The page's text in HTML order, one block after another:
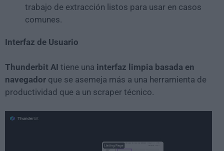
trabajo de extracción listos para usar en casos
comunes.
Interfaz de Usuario
Thunderbit AI tiene una interfaz limpia basada en
navegador que se asemeja más a una herramienta de
productividad que a un scraper técnico.